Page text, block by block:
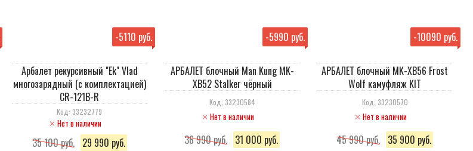
-5110 руб.
Арбалет рекурсивный "Ek" Vlad
многозарядный (c комплектацией)
CR-121B-R
Код: 33232779
Нет в наличии
35 100 руб. 29 990 руб.
-5990 руб.
АРБАЛЕТ блочный Man Kung MK-
XB52 Stalker чёрный
Код: 33230584
Нет в наличии
36 990 руб. 31 000 руб.
-10090 руб.
АРБАЛЕТ блочный MK-XB56 Frost
Wolf камуфляж KIT
Код: 33230570
Нет в наличии
45 990 руб. 35 900 руб.